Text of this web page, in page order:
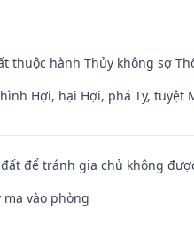
thuộc hành Thủy không sợ
Hợi, hại Hợi, phá Tỵ, tuyệt
để tránh gia chủ không
vào phòng